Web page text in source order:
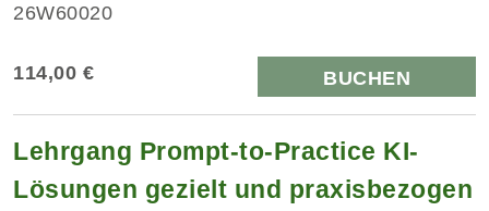
26W60020
114,00 € BUCHEN
Lehrgang Prompt-to-Practice KI-
Lösungen gezielt und praxisbezogen